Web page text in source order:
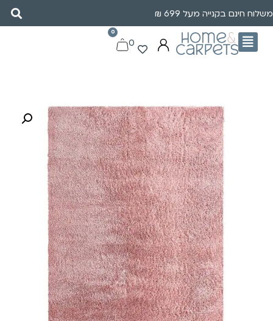
משלוח חינם בקנייה מעל 699 ₪
0
0